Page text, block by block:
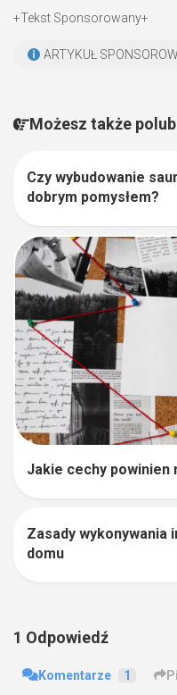
+Tekst Sponsorowany+
ARTYKUŁ
Możesz także
Czy wybudowanie
dobrym pomysłem?
Jakie cechy
Zasady wykonywania
domu
1 Odpowiedź
Komentarze 1